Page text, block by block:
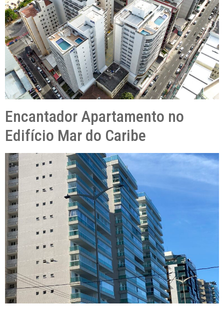
Encantador Apartamento no
Edifício Mar do Caribe